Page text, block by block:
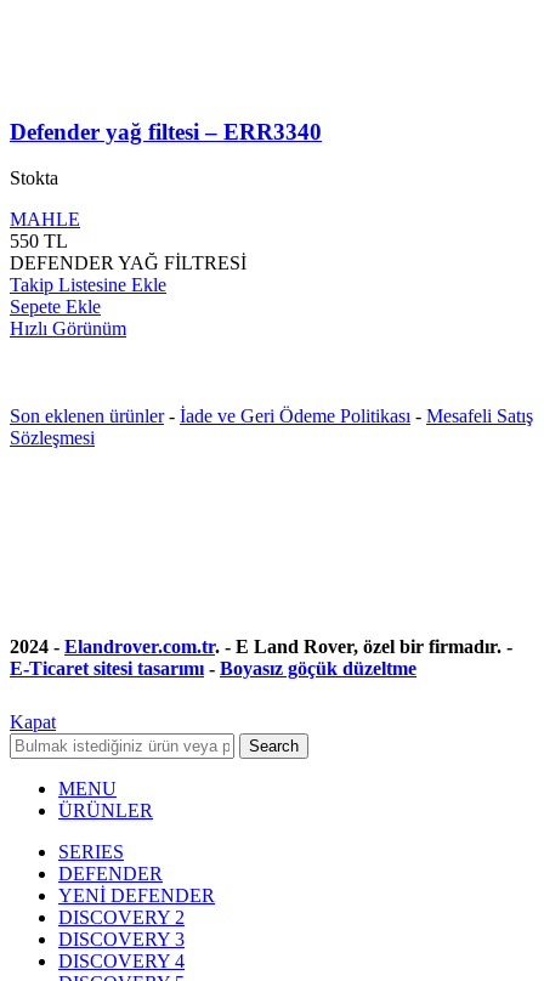
Defender yağ filtesi – ERR3340
Stokta
MAHLE
550 TL
DEFENDER YAĞ FİLTRESİ
Takip Listesine Ekle
Sepete Ekle
Hızlı Görünüm
Son eklenen ürünler- İade ve Geri Ödeme Politikası - Mesafeli Satış
Sözleşmesi
2024 - Elandrover.com.tr. - E Land Rover, özel bir firmadır. -
E-Ticaret sitesi tasarımı- Boyasız göçük düzeltme
Kapat
Search
MENU
ÜRÜNLER
SERIES
DEFENDER
YENİ DEFENDER
DISCOVERY 2
DISCOVERY 3
DISCOVERY 4